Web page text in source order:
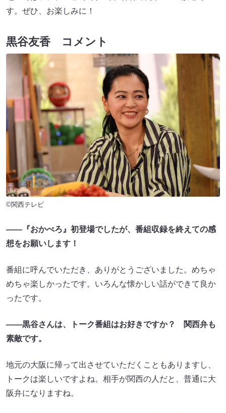
す。ぜひ、お楽しみに！
黒谷友香 コメント
©関西テレビ
――『おかべろ』初登場でしたが、番組収録を終えての感
想をお願いします！
番組に呼んでいただき、ありがとうございました。めちゃ
めちゃ楽しかったです。いろんな懐かしい話ができて良か
ったです。
――黒谷さんは、トーク番組はお好きですか？ 関西弁も
素敵です。
地元の大阪に帰って出させていただくこともありますし、
トークは楽しいですよね。相手が関西の人だと、普通に大
阪弁になりますね。